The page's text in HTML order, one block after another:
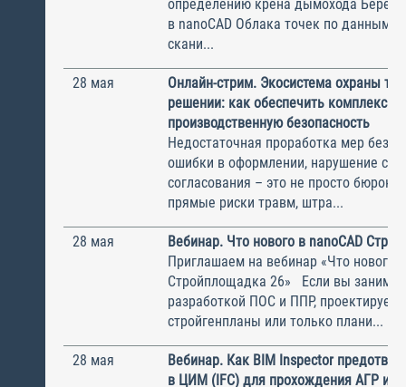
определению крена дымохода
в nanoCAD Облака точек по данным
скани...
28 мая
Онлайн-стрим. Экосистема охраны
решении: как обеспечить
производственную безопасность
Недостаточная проработка мер
ошибки в оформлении, нарушение
согласования – это не просто
прямые риски травм, штра...
28 мая
Вебинар. Что нового в nanoCAD
Приглашаем на вебинар «Что нового
Стройплощадка 26» Если вы
разработкой ПОС и ППР, проектируете
стройгенпланы или только плани...
28 мая
Вебинар. Как BIM Inspector
в ЦИМ (IFC) для прохождения АГР и